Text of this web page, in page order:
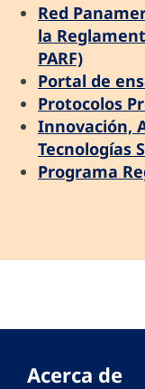
Red
la
PARF)
Portal de
Protocolos
Innovación,
Tecnologías
Programa
Acerca de